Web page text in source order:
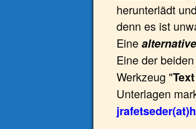
herunterlädt
denn es ist
Eine alternative
Eine der
Werkzeug "
Unterlagen